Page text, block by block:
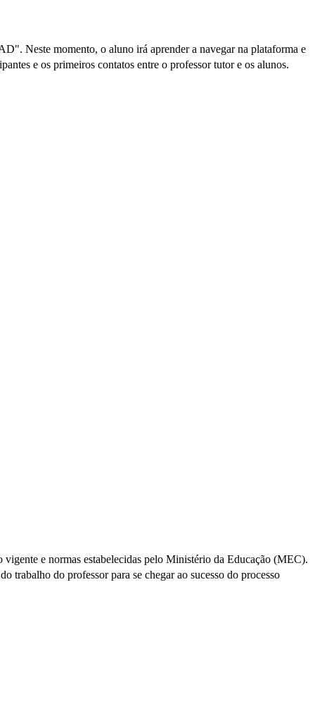
Neste momento, o aluno irá aprender a navegar na plataforma e
e os primeiros contatos entre o professor tutor e os alunos.
e normas estabelecidas pelo Ministério da Educação (MEC).
trabalho do professor para se chegar ao sucesso do processo